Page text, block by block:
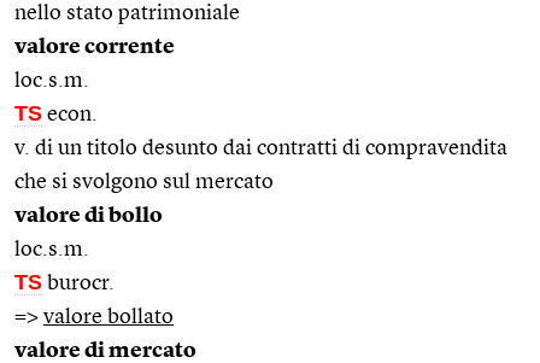
nello stato patrimoniale
valore corrente
loc.s.m.
TS econ.
v. di un titolo desunto dai contratti di compravendita
che si svolgono sul mercato
valore di bollo
loc.s.m.
TS burocr.
=> valore bollato
valore di mercato